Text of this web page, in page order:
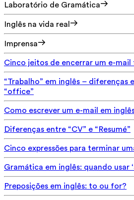
Laboratório de Gramática
Inglês na vida real
Imprensa
Cinco jeitos de encerrar um e-
“Trabalho” em inglês – diferenças
“office”
Como escrever um e-mail em
Diferenças entre “CV” e “Resumé”
Cinco expressões para terminar
Gramática em inglês: quando usar
Preposições em inglês: to ou for?